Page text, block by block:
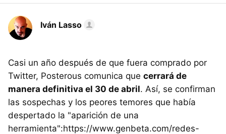
Iván Lasso
Casi un año después de que fuera comprado por
Twitter, Posterous comunica que cerrará de
manera definitiva el 30 de abril. Así, se confirman
las sospechas y los peores temores que había
despertado la "aparición de una
herramienta":https://www.genbeta.com/redes-